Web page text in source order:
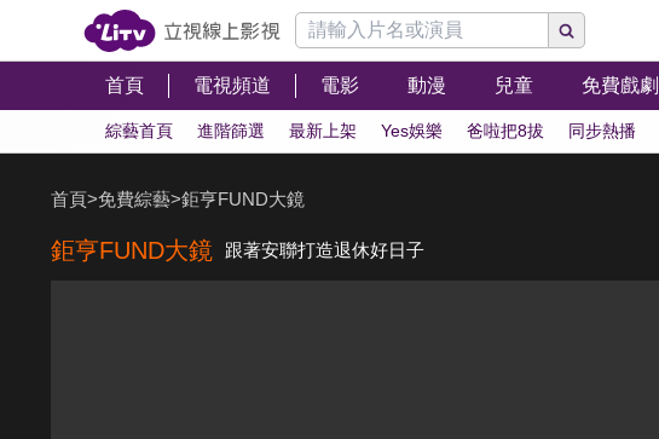
首頁 電視頻道 電影 動漫 兒童 免費戲劇
綜藝首頁 進階篩選 最新上架 Yes娛樂 爸啦把8拔 同步熱播
首頁>免費綜藝>鉅亨FUND大鏡
鉅亨FUND大鏡 跟著安聯打造退休好日子